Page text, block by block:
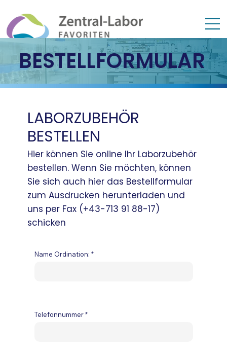
BESTELLFORMULAR
Hier können Sie online Ihr Laborzubehör
bestellen. Wenn Sie möchten, können
Sie sich auch hier das Bestellformular
zum Ausdrucken herunterladen und
uns per Fax (+43-713 91 88-17)
schicken
LABORZUBEHÖR
BESTELLEN
Name Ordination:
Telefonnummer